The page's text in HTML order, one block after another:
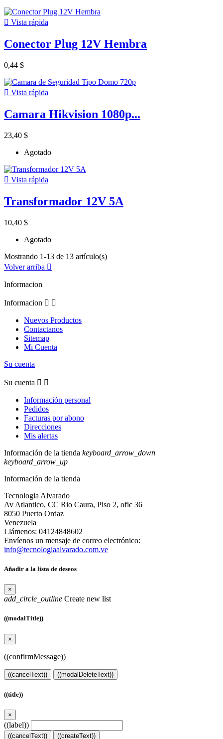
 Vista rápida
Conector Plug 12V Hembra
0,44 $
 Vista rápida
Camara Hikvision 1080p...
23,40 $
Agotado
 Vista rápida
Transformador 12V 5A
10,40 $
Agotado
Mostrando 1-13 de 13 artículo(s)
Volver arriba 
Informacion
Informacion  
Nuevos Productos
Contactanos
Sitemap
Mi Cuenta
Su cuenta
Su cuenta  
Información personal
Pedidos
Facturas por abono
Direcciones
Mis alertas
Información de la tienda keyboard_arrow_down
keyboard_arrow_up
Información de la tienda
Tecnologia Alvarado
Av Atlantico, CC Rio Caura, Piso 2, ofic 36
8050 Puerto Ordaz
Venezuela
Llámenos: 04124848602
Envíenos un mensaje de correo electrónico:
info@tecnologiaalvarado.com.ve
Añadir a la lista de deseos
×
add_circle_outline Create new list
((modalTitle))
×
((confirmMessage))
((cancelText)) ((modalDeleteText))
((title))
×
((label))
((cancelText)) ((createText))